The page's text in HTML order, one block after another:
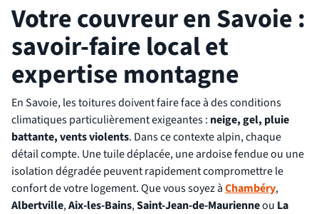
Isolation
Traitement
d’humidité
FAQ
Votre couvreur en Savoie :
savoir-faire local et
expertise montagne
En Savoie, les toitures doivent faire face à des conditions
climatiques particulièrement exigeantes : neige, gel, pluie
battante, vents violents. Dans ce contexte alpin, chaque
détail compte. Une tuile déplacée, une ardoise fendue ou une
isolation dégradée peuvent rapidement compromettre le
confort de votre logement. Que vous soyez àChambéry,
Albertville,Aix-les-Bains,Saint-Jean-de-Maurienneou La